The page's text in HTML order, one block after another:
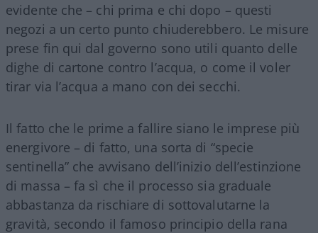
evidente che – chi prima e chi dopo – questi
negozi a un certo punto chiuderebbero. Le misure
prese fin qui dal governo sono utili quanto delle
dighe di cartone contro l’acqua, o come il voler
tirar via l’acqua a mano con dei secchi.
Il fatto che le prime a fallire siano le imprese più
energivore – di fatto, una sorta di “specie
sentinella” che avvisano dell’inizio dell’estinzione
di massa – fa sì che il processo sia graduale
abbastanza da rischiare di sottovalutarne la
gravità, secondo il famoso principio della rana